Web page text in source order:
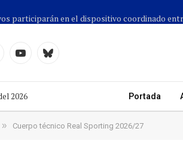
YouTubeCielo
2026 Portada
» Cuerpo técnico Real Sporting 2026/27